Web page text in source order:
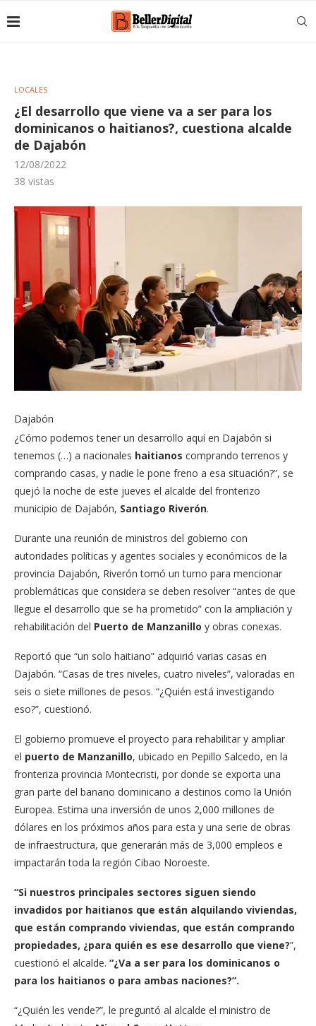
LOCALES
¿El desarrollo que viene va a ser para los
dominicanos o haitianos?, cuestiona alcalde
de Dajabón
12/08/2022
38 vistas
Dajabón
¿Cómo podemos tener un desarrollo aquí en Dajabón si
tenemos (…) a nacionales haitianos comprando terrenos y
comprando casas, y nadie le pone freno a esa situación?”, se
quejó la noche de este jueves el alcalde del fronterizo
municipio de Dajabón, Santiago Riverón.
Durante una reunión de ministros del gobierno con
autoridades políticas y agentes sociales y económicos de la
provincia Dajabón, Riverón tomó un turno para mencionar
problemáticas que considera se deben resolver “antes de que
llegue el desarrollo que se ha prometido” con la ampliación y
rehabilitación del Puerto de Manzanillo y obras conexas.
Reportó que “un solo haitiano” adquirió varias casas en
Dajabón. “Casas de tres niveles, cuatro niveles”, valoradas en
seis o siete millones de pesos. “¿Quién está investigando
eso?”, cuestionó.
El gobierno promueve el proyecto para rehabilitar y ampliar
el puerto de Manzanillo, ubicado en Pepillo Salcedo, en la
fronteriza provincia Montecristi, por donde se exporta una
gran parte del banano dominicano a destinos como la Unión
Europea. Estima una inversión de unos 2,000 millones de
dólares en los próximos años para esta y una serie de obras
de infraestructura, que generarán más de 3,000 empleos e
impactarán toda la región Cibao Noroeste.
“Si nuestros principales sectores siguen siendo
invadidos por haitianos que están alquilando viviendas,
que están comprando viviendas, que están comprando
propiedades, ¿para quién es ese desarrollo que viene?”,
cuestionó el alcalde. “¿Va a ser para los dominicanos o
para los haitianos o para ambas naciones?”.
“¿Quién les vende?”, le preguntó al alcalde el ministro de